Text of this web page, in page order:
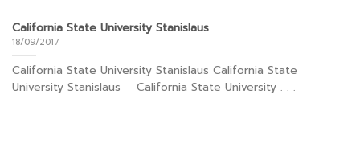
California State University Stanislaus
18/09/2017
California State University Stanislaus California State
University Stanislaus California State University . . .